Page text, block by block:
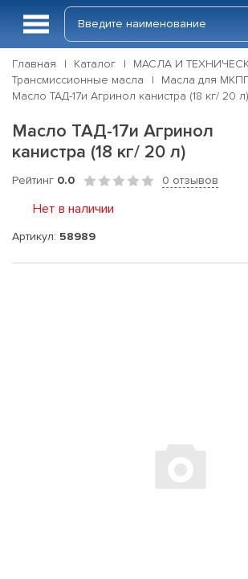
Главная Каталог
МАСЛА И
Трансмиссионные масла
Масла для
Масло ТАД-17и Агринол канистра (18 кг/ 20 л)
Масло ТАД-17и Агринол
канистра (18 кг/ 20 л)
Рейтинг 0.0 0 отзывов
Нет в наличии
Артикул: 58989